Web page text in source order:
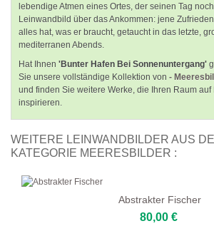
lebendige Atmen eines Ortes, der seinen Tag
Leinwandbild über das Ankommen: jene
alles hat, was er braucht, getaucht in das letzte,
mediterranen Abends.
Hat Ihnen 'Bunter Hafen Bei Sonnenuntergang'
Sie unsere vollständige Kollektion von -
und finden Sie weitere Werke, die Ihren Raum auf
inspirieren.
WEITERE LEINWANDBILDER AUS
KATEGORIE MEERESBILDER :
Abstrakter Fischer
80,00 €